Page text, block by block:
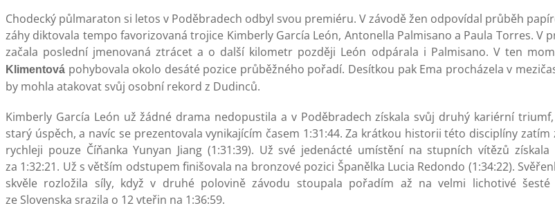
Chodecký půlmaraton si letos v Poděbradech odbyl svou premiéru. V závodě žen odpovídal průběh
záhy diktovala tempo favorizovaná trojice Kimberly García León, Antonella Palmisano a Paula Torres. V
začala poslední jmenovaná ztrácet a o další kilometr později León odpárala i Palmisano. V ten
Klimentová pohybovala okolo desáté pozice průběžného pořadí. Desítkou pak Ema procházela v
by mohla atakovat svůj osobní rekord z Dudinců.
Kimberly García León už žádné drama nedopustila a v Poděbradech získala svůj druhý kariérní
starý úspěch, a navíc se prezentovala vynikajícím časem 1:31:44. Za krátkou historii této disciplíny
rychleji pouze Číňanka Yunyan Jiang (1:31:39). Už své jedenácté umístění na stupních vítězů
za 1:32:21. Už s větším odstupem finišovala na bronzové pozici Španělka Lucia Redondo (1:34:22).
skvěle rozložila síly, když v druhé polovině závodu stoupala pořadím až na velmi lichotivé šesté
ze Slovenska srazila o 12 vteřin na 1:36:59.